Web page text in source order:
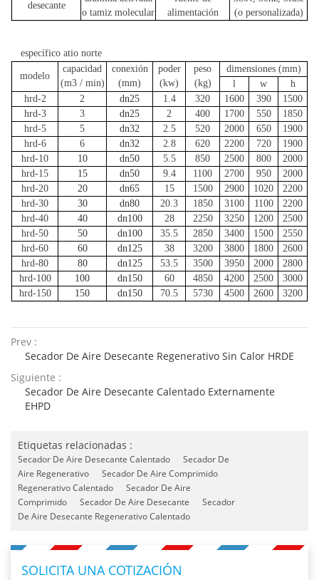
desecante
o tamiz molecular
alimentación
(o personalizada)
específico atio norte
modelo
capacidad
(m3 / min)
conexión
(mm)
poder
(kw)
peso
(kg)
dimensiones (mm)
l
w
h
hrd-2
2 dn25 1.4 320 1600 390
1500
hrd-3
3 dn25 2 400 1700 550
1850
hrd-5
5 dn32 2.5 520 2000 650
1900
hrd-6
6 dn32 2.8 620 2200 720
1900
hrd-10
10 dn50 5.5 850 2500 800
2000
hrd-15
15 dn50 9.4 1100 2700 950
2000
hrd-20
20 dn65 15 1500 2900 1020
2200
hrd-30
30 dn80 20.3 1850 3100 1100
2200
hrd-40
40 dn100 28 2250 3250 1200
2500
hrd-50
50 dn100 35.5 2850 3400 1500
2550
hrd-60
60 dn125 38 3200 3800 1800
2600
hrd-80
80 dn125 53.5 3500 3950 2000
2800
hrd-100
100 dn150 60 4850 4200 2500
3000
hrd-150
150 dn150 70.5 5730 4500 2600 3200
Prev :
Secador De Aire Desecante Regenerativo Sin Calor HRDE
Siguiente :
Secador De Aire Desecante Calentado Externamente
EHPD
Etiquetas relacionadas :
Secador De Aire Desecante Calentado
Secador De
Aire Regenerativo
Secador De Aire Comprimido
Regenerativo Calentado
Secador De Aire
Comprimido
Secador De Aire Desecante
Secador
De Aire Desecante Regenerativo Calentado
SOLICITA UNA COTIZACIÓN